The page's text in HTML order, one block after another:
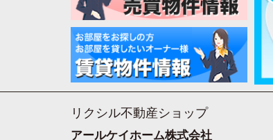
リクシル不動産ショップ
アールケイホーム株式会社